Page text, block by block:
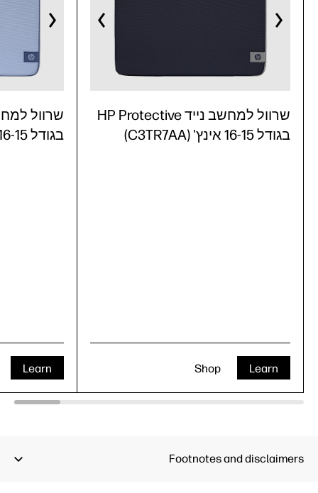
בגודל 16-15 אינץ' (C3TR6AA)
Learn
שרוול למחשב נייד HP Protective
בגודל 16-15 אינץ' (C3TR7AA)
Learn
Shop
Footnotes and disclaimers